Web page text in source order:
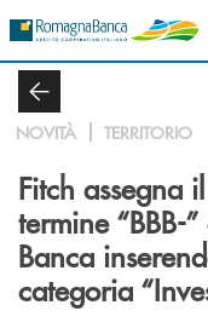
NOVITÀ TERRITORIO
Fitch assegna
termine “BBB-
Banca
categoria